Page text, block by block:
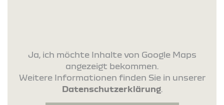
Ja, ich möchte Inhalte von Google Maps
angezeigt bekommen.
Weitere Informationen finden Sie in unserer
Datenschutzerklärung.